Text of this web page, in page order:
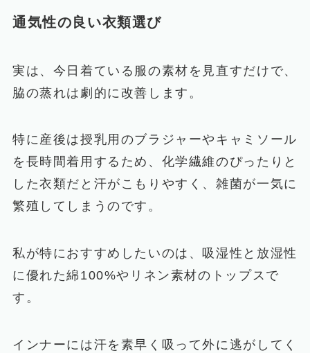
通気性の良い衣類選び
実は、今日着ている服の素材を見直すだけで、
脇の蒸れは劇的に改善します。
特に産後は授乳用のブラジャーやキャミソール
を長時間着用するため、化学繊維のぴったりと
した衣類だと汗がこもりやすく、雑菌が一気に
繁殖してしまうのです。
私が特におすすめしたいのは、吸湿性と放湿性
に優れた綿100%やリネン素材のトップスで
す。
インナーには汗を素早く吸って外に逃がしてく